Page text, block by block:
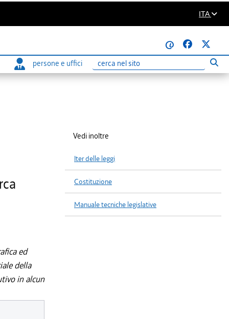
ITA
@
persone e uffici
Ricerca
ed
della
in alcun
Vedi inoltre
Iter delle leggi
Costituzione
Manuale tecniche legislative